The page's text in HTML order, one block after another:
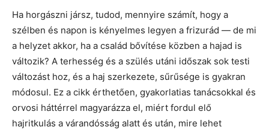
Ha horgászni jársz, tudod, mennyire számít, hogy a
szélben és napon is kényelmes legyen a frizurád — de mi
a helyzet akkor, ha a család bővítése közben a hajad is
változik? A terhesség és a szülés utáni időszak sok testi
változást hoz, és a haj szerkezete, sűrűsége is gyakran
módosul. Ez a cikk érthetően, gyakorlatias tanácsokkal és
orvosi háttérrel magyarázza el, miért fordul elő
hajritkulás a várandósság alatt és után, mire lehet